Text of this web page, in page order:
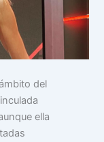
del
ella